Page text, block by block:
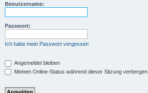
Benutzername:
Passwort:
Ich habe mein Passwort vergessen
Angemeldet bleiben
Meinen Online-Status während dieser Sitzung verbergen